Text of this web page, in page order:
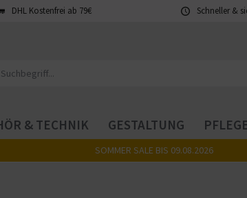
DHL Kostenfrei ab 79€ Schneller &
& TECHNIK GESTALTUNG PFLEGE
SOMMER SALE BIS 09.08.2026